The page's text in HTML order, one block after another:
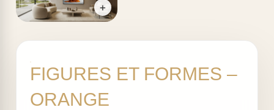
+
FIGURES ET FORMES –
ORANGE